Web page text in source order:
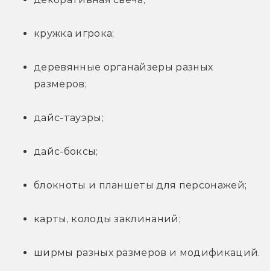
кружка игрока;
деревянные органайзеры разных
размеров;
дайс-тауэры;
дайс-боксы;
блокноты и планшеты для персонажей;
карты, колоды заклинаний;
ширмы разных размеров и модификаций.